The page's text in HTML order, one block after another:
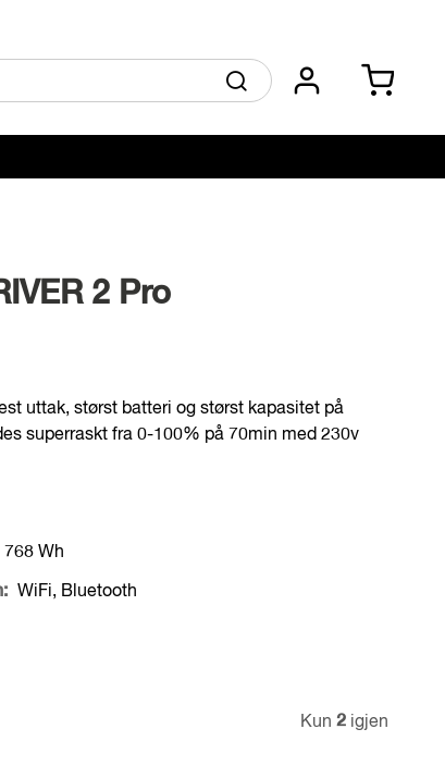
Søk
Skip
Min
2 Pro
uttak, størst batteri og størst kapasitet på
superraskt fra 0-100% på 70min med 230v
768 Wh
WiFi, Bluetooth
Kun 2 igjen